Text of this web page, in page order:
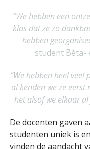
“We hebben een
klas dat ze zo
hebben
student Bèta-
“We hebben heel
al kenden we ze
het alsof we elkaar
De docenten gaven
studenten uniek is
vinden de aandacht